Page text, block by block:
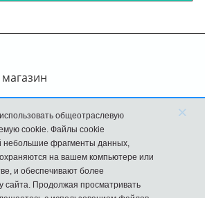
общеотраслевую
cookie. Файлы cookie
небольшие фрагменты данных,
на вашем компьютере или
и обеспечивают более
сайта. Продолжая просматривать
×